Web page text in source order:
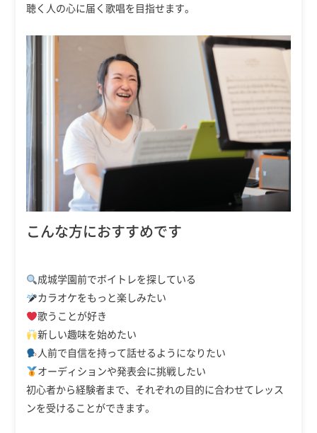
聴く人の心に届く歌唱を目指せます。
こんな方におすすめです
成城学園前でボイトレを探している
カラオケをもっと楽しみたい
歌うことが好き
新しい趣味を始めたい
人前で自信を持って話せるようになりたい
オーディションや発表会に挑戦したい
初心者から経験者まで、それぞれの目的に合わせてレッス
ンを受けることができます。